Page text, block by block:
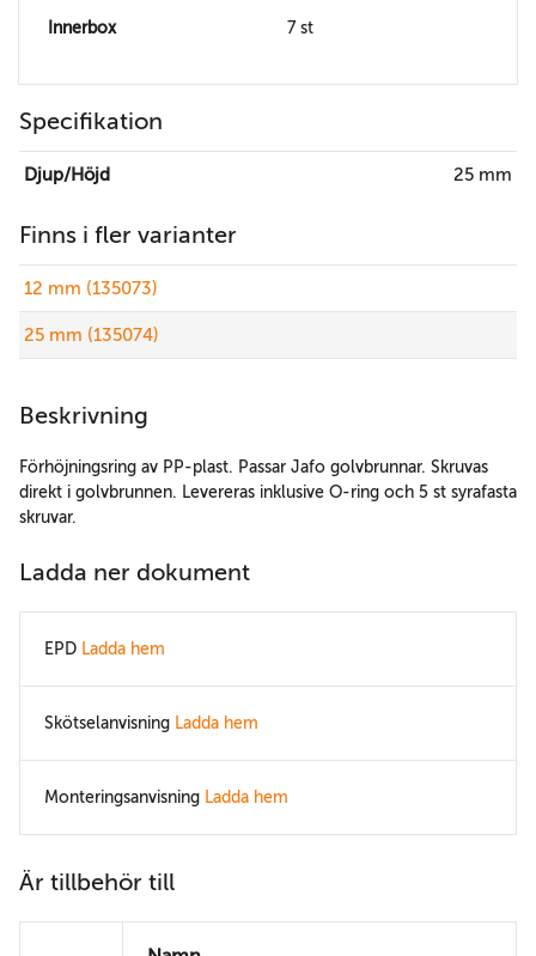
Innerbox 7 st
Specifikation
Djup/Höjd 25 mm
Finns i fler varianter
12 mm (135073)
25 mm (135074)
Beskrivning
Förhöjningsring av PP-plast. Passar Jafo golvbrunnar. Skruvas
direkt i golvbrunnen. Levereras inklusive O-ring och 5 st syrafasta
skruvar.
Ladda ner dokument
EPD Ladda hem
Skötselanvisning Ladda hem
Monteringsanvisning Ladda hem
Är tillbehör till